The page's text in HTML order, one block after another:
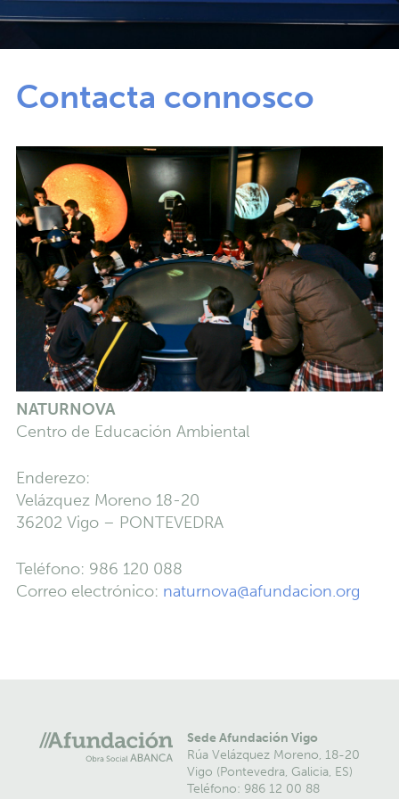
Contacta connosco
NATURNOVA
Centro de Educación Ambiental
Enderezo:
Velázquez Moreno 18-20
36202 Vigo – PONTEVEDRA
Teléfono: 986 120 088
Correo electrónico: naturnova@afundacion.org
Sede Afundación Vigo
Rúa Velázquez Moreno, 18-20
Vigo (Pontevedra, Galicia, ES)
Teléfono: 986 12 00 88